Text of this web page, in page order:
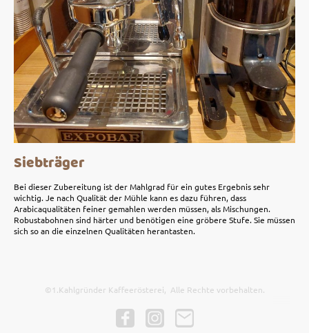
Siebträger
Bei dieser Zubereitung ist der Mahlgrad für ein gutes Ergebnis sehr
wichtig. Je nach Qualität der Mühle kann es dazu führen, dass
Arabicaqualitäten feiner gemahlen werden müssen, als Mischungen.
Robustabohnen sind härter und benötigen eine gröbere Stufe. Sie müssen
sich so an die einzelnen Qualitäten herantasten.
©1.Kahlgründer Kaffeerösterei, Alle Rechte vorbehalten.